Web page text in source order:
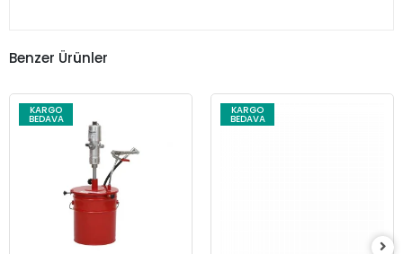
Benzer Ürünler
KARGO
BEDAVA
KARGO
BEDAVA